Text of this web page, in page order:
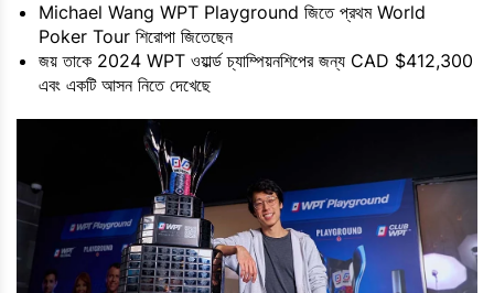
Michael Wang WPT Playground জিতে প্রথম World
Poker Tour শিরোপা জিতেছেন
জয় তাকে 2024 WPT ওয়ার্ল্ড চ্যাম্পিয়নশিপের জন্য CAD $412,300
এবং একটি আসন নিতে দেখেছে